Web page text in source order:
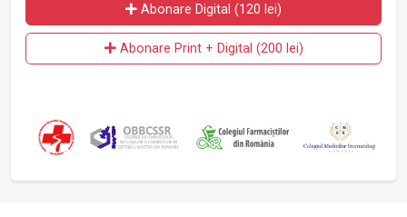
Abonare Digital (120 lei)
Abonare Print + Digital (200 lei)